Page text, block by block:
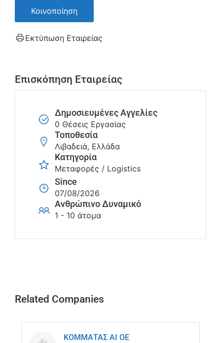
Κοινοποίηση
Εκτύπωση Εταιρείας
Επισκόπηση Εταιρείας
Δημοσιευμένες Αγγελίες
0 Θέσεις Εργασίας
Τοποθεσία
Λιβαδειά, Ελλάδα
Κατηγορία
Μεταφορές / Logistics
Since
07/08/2026
Ανθρώπινο Δυναμικό
1 - 10 άτομα
Related Companies
ΚΟΜΜΑΤΑΣ ΑΙ ΟΕ